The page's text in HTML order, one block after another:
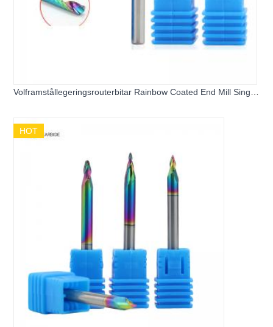
Volframstållegeringsrouterbitar Rainbow Coated End Mill Single
HOT